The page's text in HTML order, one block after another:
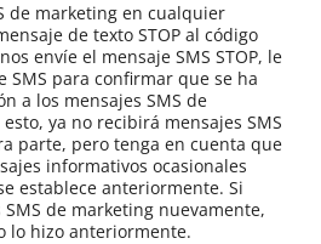
de marketing en cualquier
de texto STOP al código
envíe el mensaje SMS STOP, le
SMS para confirmar que se ha
a los mensajes SMS de
ya no recibirá mensajes SMS
parte, pero tenga en cuenta que
informativos ocasionales
establece anteriormente. Si
de marketing nuevamente,
lo hizo anteriormente.